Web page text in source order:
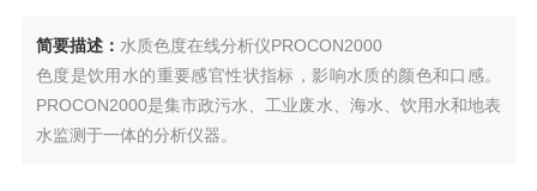
简要描述： 水质色度在线分析仪PROCON2000
色度是饮用水的重要感官性状指标，影响水质的颜色和口感。
PROCON2000是集市政污水、工业废水、海水、饮用水和地表
水监测于一体的分析仪器。